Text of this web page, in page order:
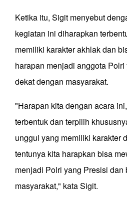
Ketika itu, Sigit menyebut
kegiatan ini diharapkan
memiliki karakter akhlak dan
harapan menjadi anggota
dekat dengan masyarakat.
"Harapan kita dengan acara
terbentuk dan terpilih
unggul yang memiliki karakter
tentunya kita harapkan bisa
menjadi Polri yang Presisi dan
masyarakat," kata Sigit.